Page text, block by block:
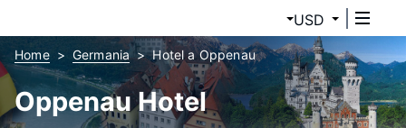
USD
Home Germania Hotel a Oppenau
Oppenau Hotel